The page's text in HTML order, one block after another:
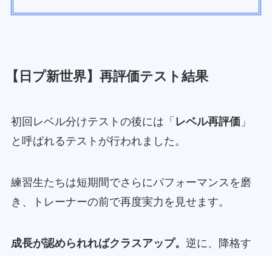
【日プ新世界】再評価テスト結果
初回レベル分けテストの後には「 レベル再評価」
と呼ばれるテストが行われました。
練習生たちは短期間でさらにパフォーマンスを磨
き、トレーナーの前で再度実力を見せます。
成長が認められればクラスアップ。 逆に、降格す